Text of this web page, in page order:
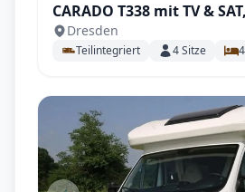
CARADO T338 mit TV &
Dresden
Teilintegriert 4Sitze 4